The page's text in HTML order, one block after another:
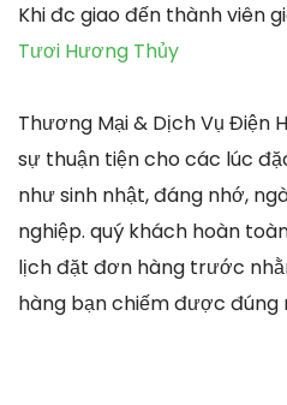
Khi đc giao đến thành viên
Tươi Hương Thủy
Thương Mại & Dịch Vụ Điện
sự thuận tiện cho các lúc
như sinh nhật, đáng nhớ,
nghiệp. quý khách hoàn
lịch đặt đơn hàng trước
hàng bạn chiếm được đúng